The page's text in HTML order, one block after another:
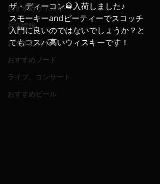
おすすめウィスキー
お店情報
おすすめワイン
おすすめフード
ライブ、コンサート
おすすめビール
ザ・ディーコン🥃入荷しました♪
スモーキーandピーティーでスコッチ
入門に良いのではないでしょうか？と
てもコスパ高いウィスキーです！